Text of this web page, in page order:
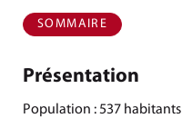
Présentation
Population : 537 habitants
SOMMAIRE